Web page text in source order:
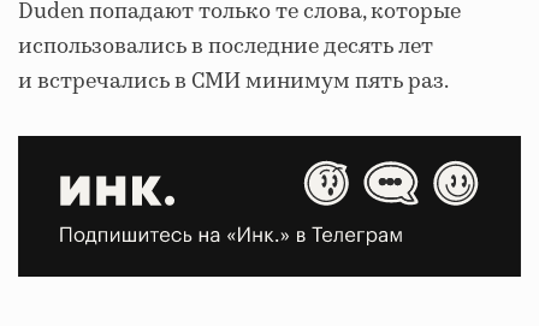
Duden попадают только те слова, которые
использовались в последние десять лет
и встречались в СМИ минимум пять раз.